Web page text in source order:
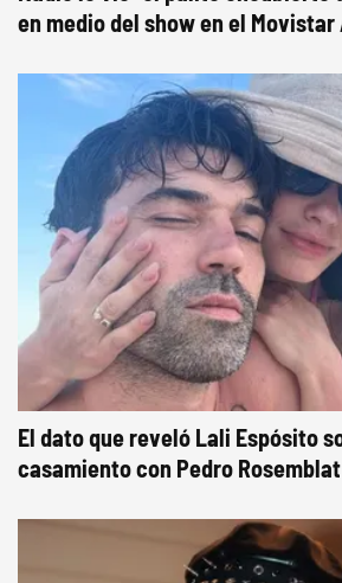
en medio del show en el Movistar
El dato que reveló Lali Espósito
casamiento con Pedro Rosemblat